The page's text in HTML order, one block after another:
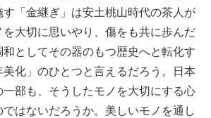
「金継ぎ」は安土桃山時代の茶人が
大切に思いやり、傷をも共に歩んだ
としてその器のもつ歴史へと転化す
化」のひとつと言えるだろう。日本
一部も、そうしたモノを大切にする心
はないだろうか。美しいモノを通し